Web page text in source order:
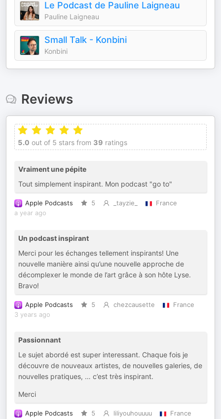
Le Podcast de Pauline Laigneau
Pauline Laigneau
Small Talk - Konbini
Konbini
Reviews
5.0 out of 5 stars from 39 ratings
Vraiment une pépite
Tout simplement inspirant. Mon podcast "go to"
Apple Podcasts 5 _tayzie_
France
a year ago
Un podcast inspirant
Merci pour les échanges tellement inspirants! Une
nouvelle manière ainsi qu’une nouvelle approche de
décomplexer le monde de l’art grâce à son hôte Lyse.
Bravo!
Apple Podcasts 5 chezcausette
France
3 years ago
Passionnant
Le sujet abordé est super interessant. Chaque fois je
découvre de nouveaux artistes, de nouvelles galeries, de
nouvelles pratiques, … c’est très inspirant.
Merci
Apple Podcasts 5 liliyouhouuuu
France